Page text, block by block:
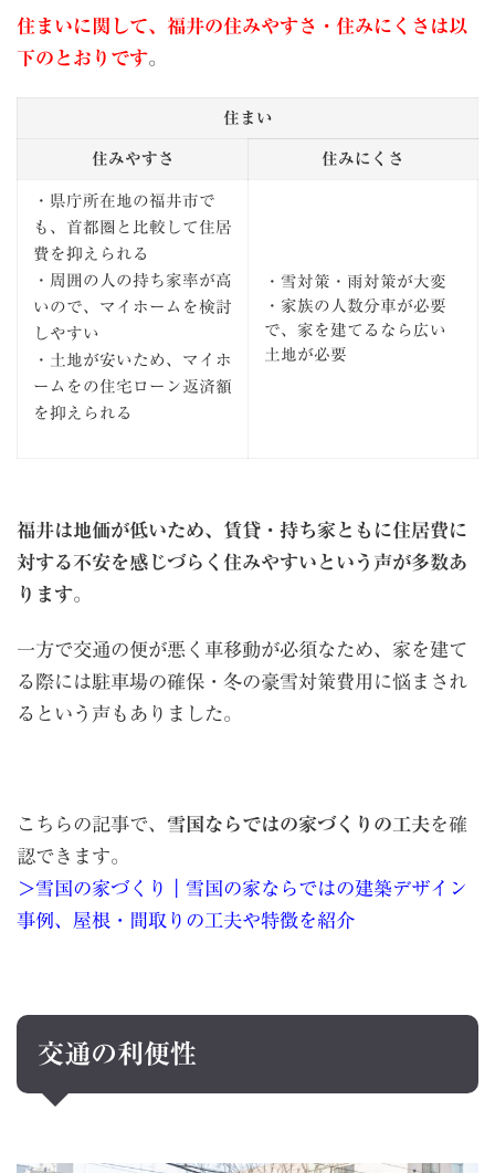
住まいに関して、福井の住みやすさ・住みにくさは以
下のとおりです。
住まい
住みやすさ 住みにくさ
・県庁所在地の福井市で
も、首都圏と比較して住居
費を抑えられる
・周囲の人の持ち家率が高
いので、マイホームを検討
しやすい
・土地が安いため、マイホ
ームをの住宅ローン返済額
を抑えられる
・雪対策・雨対策が大変
・家族の人数分車が必要
で、家を建てるなら広い
土地が必要
福井は地価が低いため、賃貸・持ち家ともに住居費に
対する不安を感じづらく住みやすいという声が多数あ
ります。
一方で交通の便が悪く車移動が必須なため、家を建て
る際には駐車場の確保・冬の豪雪対策費用に悩まされ
るという声もありました。
こちらの記事で、 雪国ならではの家づくりの工夫を確
認できます。
＞雪国の家づくり｜雪国の家ならではの建築デザイン
事例、屋根・間取りの工夫や特徴を紹介
交通の利便性